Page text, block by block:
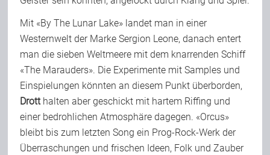
Mit «By The Lunar Lake» landet man in einer
Westernwelt der Marke Sergion Leone, danach entert
man die sieben Weltmeere mit dem knarrenden Schiff
«The Marauders». Die Experimente mit Samples und
Einspielungen könnten an diesem Punkt überborden,
Drotthalten aber geschickt mit hartem Riffing und
einer bedrohlichen Atmosphäre dagegen. «Orcus»
bleibt bis zum letzten Song ein Prog-Rock-Werk der
Überraschungen und frischen Ideen, Folk und Zauber